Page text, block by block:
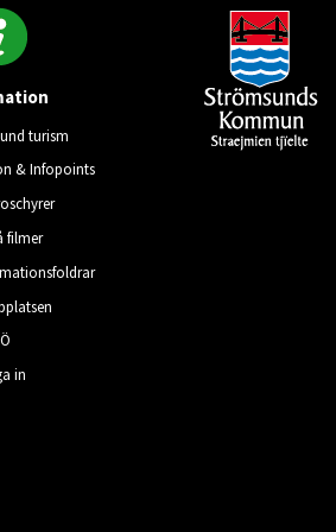
turism
& Infopoints
filmer
in